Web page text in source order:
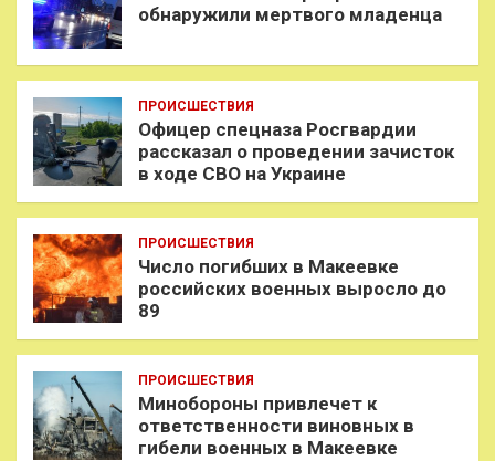
обнаружили мертвого младенца
ПРОИСШЕСТВИЯ
Офицер спецназа Росгвардии
рассказал о проведении зачисток
в ходе СВО на Украине
ПРОИСШЕСТВИЯ
Число погибших в Макеевке
российских военных выросло до
89
ПРОИСШЕСТВИЯ
Минобороны привлечет к
ответственности виновных в
гибели военных в Макеевке